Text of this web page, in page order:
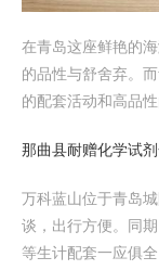
在青岛这座鲜艳的
的品性与舒舍弃。
的配套活动和高品
那曲县耐赠化学试
万科蓝山位于青岛
谈，出行方便。同
等生计配套一应俱全